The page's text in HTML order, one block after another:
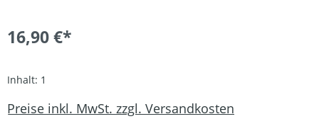
16,90 €*
Inhalt: 1
Preise inkl. MwSt. zzgl. Versandkosten